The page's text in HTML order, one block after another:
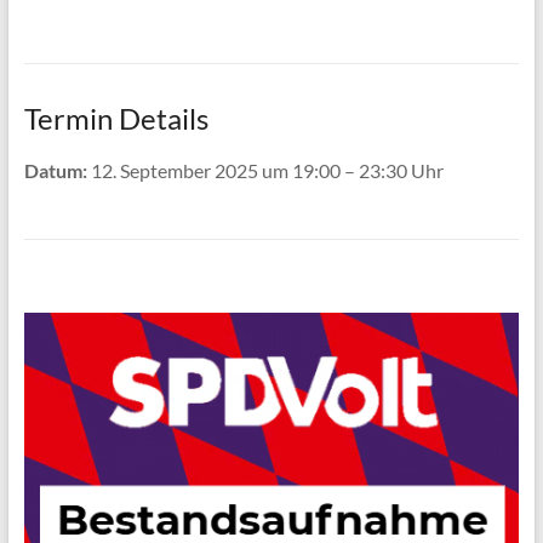
Termin Details
Datum: 12. September 2025 um 19:00– 23:30 Uhr